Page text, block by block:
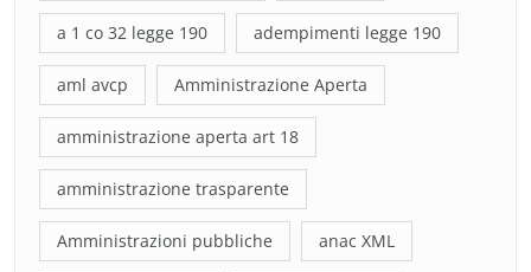
a 1 co 32 legge 190 adempimenti legge 190
aml avcp Amministrazione Aperta
amministrazione aperta art 18
amministrazione trasparente
Amministrazioni pubbliche anac XML